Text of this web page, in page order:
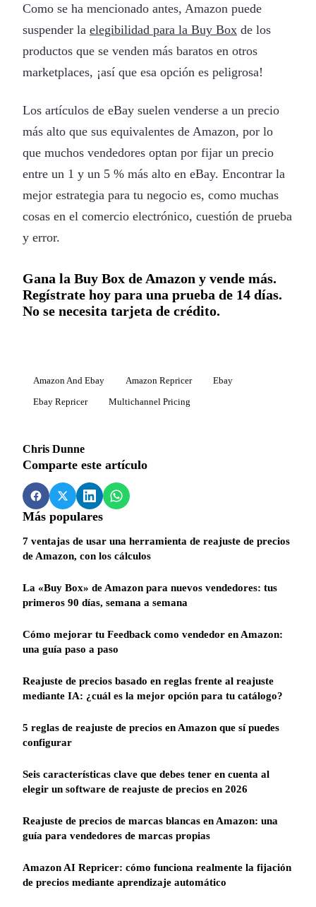
Como se ha mencionado antes, Amazon puede
suspender la elegibilidad para la Buy Box de los
productos que se venden más baratos en otros
marketplaces, ¡así que esa opción es peligrosa!
Los artículos de eBay suelen venderse a un precio
más alto que sus equivalentes de Amazon, por lo
que muchos vendedores optan por fijar un precio
entre un 1 y un 5 % más alto en eBay. Encontrar la
mejor estrategia para tu negocio es, como muchas
cosas en el comercio electrónico, cuestión de prueba
y error.
Gana la Buy Box de Amazon y vende más.
Regístrate hoy para una prueba de 14 días.
No se necesita tarjeta de crédito.
Amazon And Ebay Amazon Repricer
Ebay
Ebay Repricer
Multichannel Pricing
Chris Dunne
Comparte este artículo
Más populares
7 ventajas de usar una herramienta de reajuste de precios
de Amazon, con los cálculos
La «Buy Box» de Amazon para nuevos vendedores: tus
primeros 90 días, semana a semana
Cómo mejorar tu Feedback como vendedor en Amazon:
una guía paso a paso
Reajuste de precios basado en reglas frente al reajuste
mediante IA: ¿cuál es la mejor opción para tu catálogo?
5 reglas de reajuste de precios en Amazon que sí puedes
configurar
Seis características clave que debes tener en cuenta al
elegir un software de reajuste de precios en 2026
Reajuste de precios de marcas blancas en Amazon: una
guía para vendedores de marcas propias
Amazon AI Repricer: cómo funciona realmente la fijación
de precios mediante aprendizaje automático